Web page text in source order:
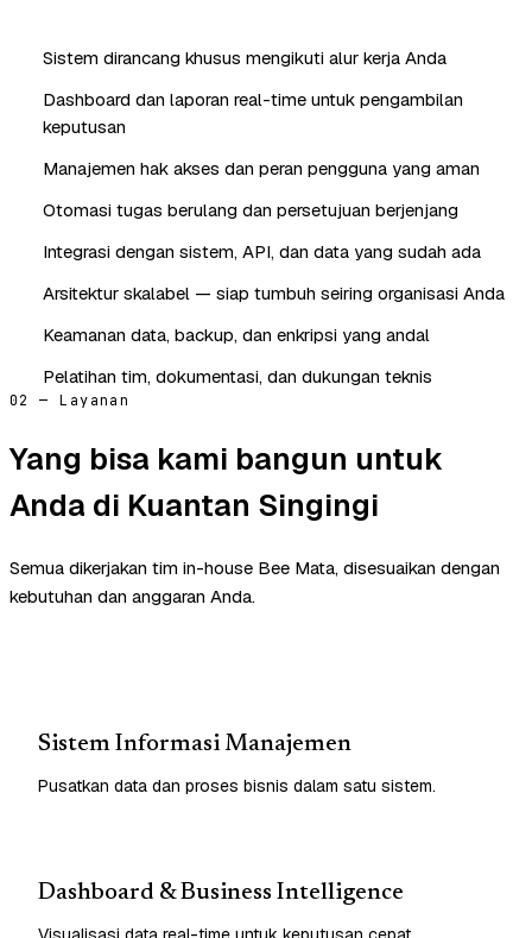
Sistem dirancang khusus mengikuti alur kerja Anda
Dashboard dan laporan real-time untuk pengambilan
keputusan
Manajemen hak akses dan peran pengguna yang aman
Otomasi tugas berulang dan persetujuan berjenjang
Integrasi dengan sistem, API, dan data yang sudah ada
Arsitektur skalabel — siap tumbuh seiring organisasi Anda
Keamanan data, backup, dan enkripsi yang andal
Pelatihan tim, dokumentasi, dan dukungan teknis
02 — Layanan
Yang bisa kami bangun untuk
Anda di Kuantan Singingi
Semua dikerjakan tim in-house Bee Mata, disesuaikan dengan
kebutuhan dan anggaran Anda.
Sistem Informasi Manajemen
Pusatkan data dan proses bisnis dalam satu sistem.
Dashboard & Business Intelligence